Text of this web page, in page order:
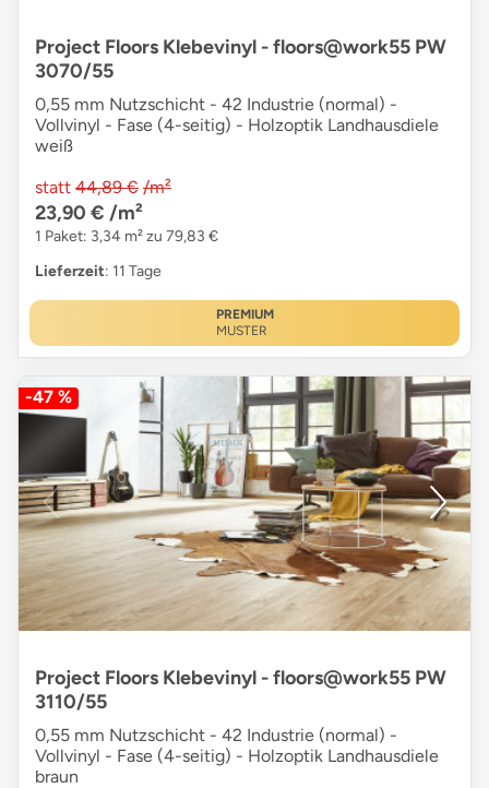
Project Floors Klebevinyl - floors@work55 PW
3070/55
0,55 mm Nutzschicht - 42 Industrie (normal) -
Vollvinyl - Fase (4-seitig) - Holzoptik Landhausdiele
weiß
statt 44,89 € /m²
23,90 € /m²
1 Paket: 3,34 m² zu 79,83 €
Lieferzeit: 11 Tage
PREMIUM
MUSTER
-47 %
Project Floors Klebevinyl - floors@work55 PW
3110/55
0,55 mm Nutzschicht - 42 Industrie (normal) -
Vollvinyl - Fase (4-seitig) - Holzoptik Landhausdiele
braun